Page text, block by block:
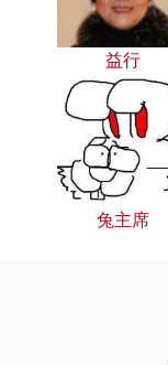
益行
兔主席